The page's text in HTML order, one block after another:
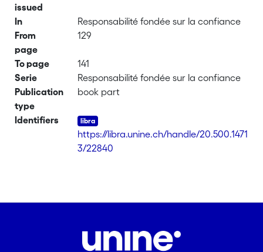
issued
In
Responsabilité fondée sur la confiance
From
page
129
To page
141
Serie
Responsabilité fondée sur la confiance
Publication
type
book part
Identifiers
https://libra.unine.ch/handle/20.500.1471
3/22840